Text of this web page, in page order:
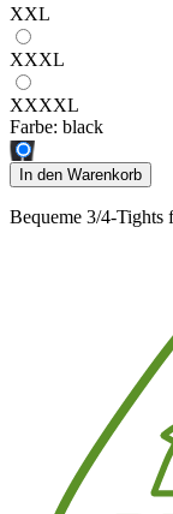
XXL
XXXL
XXXXL
Farbe: black
In den Warenkorb
Bequeme 3/4-Tights